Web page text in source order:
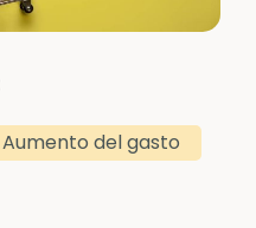
Aumento del gasto